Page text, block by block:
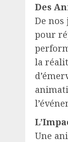
Des
De
pour
la
Une